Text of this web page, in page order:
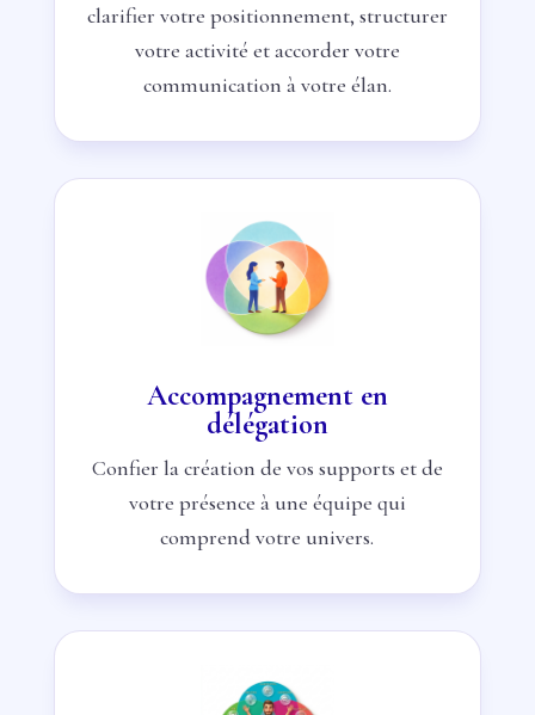
clarifier votre positionnement, structurer
votre activité et accorder votre
communication à votre élan.
Accompagnement en
délégation
Confier la création de vos supports et de
votre présence à une équipe qui
comprend votre univers.